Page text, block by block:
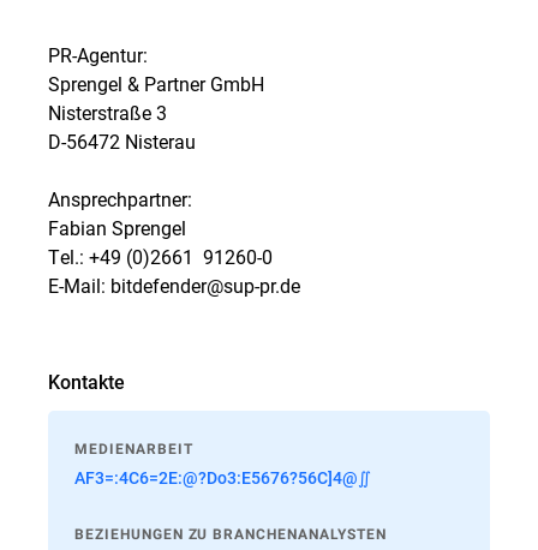
PR-Agentur:
Sprengel & Partner GmbH
Nisterstraße 3
D-56472 Nisterau
Ansprechpartner:
Fabian Sprengel
Tel.: +49 (0)2661  91260-0
E-Mail: bitdefender@sup-pr.de
Kontakte
MEDIENARBEIT
AF3=:4C6=2E:@?Do3:E5676?56C]4@∬
BEZIEHUNGEN ZU BRANCHENANALYSTEN